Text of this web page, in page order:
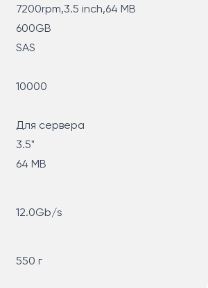
7200rpm,3.5 inch,64 MB
600GB
SAS
10000
Для сервера
3.5"
64 MB
12.0Gb/s
550 г